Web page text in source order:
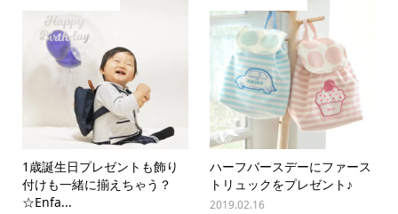
1歳誕生日プレゼントも飾り
付けも一緒に揃えちゃう？
☆Enfa...
ハーフバースデーにファース
トリュックをプレゼント♪
2019.02.16